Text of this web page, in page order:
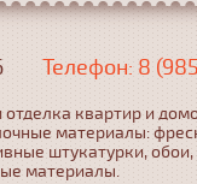
Телефон: 8
квартир и
материалы:
штукатурки,
материалы.